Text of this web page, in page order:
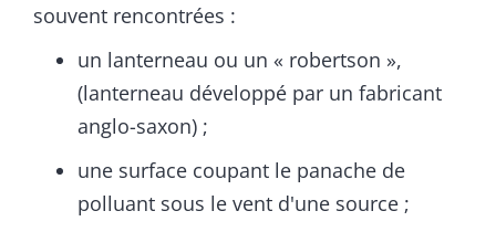
souvent rencontrées :
un lanterneau ou un « robertson »,
(lanterneau développé par un fabricant
anglo-saxon) ;
une surface coupant le panache de
polluant sous le vent d'une source ;